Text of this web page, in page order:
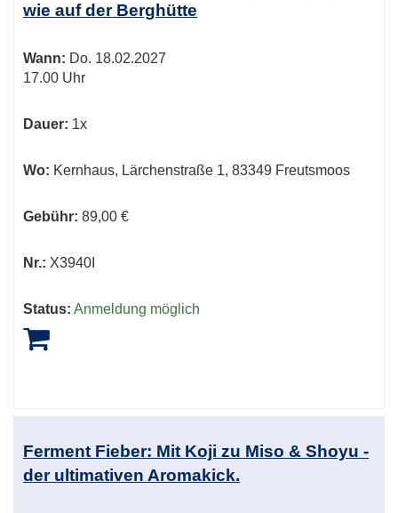
wie auf der Berghütte
Wann: Do. 18.02.2027
17.00 Uhr
Dauer: 1x
Wo: Kernhaus, Lärchenstraße 1, 83349 Freutsmoos
Gebühr: 89,00 €
Nr.: X3940I
Status: Anmeldung möglich
Ferment Fieber: Mit Koji zu Miso & Shoyu -
der ultimativen Aromakick.